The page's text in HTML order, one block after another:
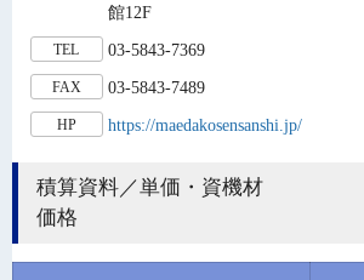
館12F
TEL 03-5843-7369
FAX 03-5843-7489
HP https://maedakosensanshi.jp/
積算資料／単価・資機材
価格